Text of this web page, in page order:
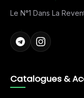
Le N°1 Dans La
Catalogues &